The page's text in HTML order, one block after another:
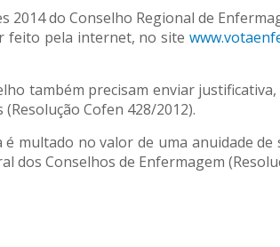
2014 do Conselho Regional de
feito pela internet, no site
também precisam enviar
Cofen 428/2012).
multado no valor de uma anuidade
dos Conselhos de Enfermagem